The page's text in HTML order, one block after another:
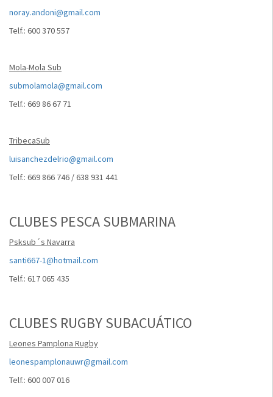
noray.andoni@gmail.com
Telf.: 600 370 557
Mola-Mola Sub
submolamola@gmail.com
Telf.: 669 86 67 71
TribecaSub
luisanchezdelrio@gmail.com
Telf.: 669 866 746 / 638 931 441
CLUBES PESCA SUBMARINA
Psksub´s Navarra
santi667-1@hotmail.com
Telf.: 617 065 435
CLUBES RUGBY SUBACUÁTICO
Leones Pamplona Rugby
leonespamplonauwr@gmail.com
Telf.: 600 007 016